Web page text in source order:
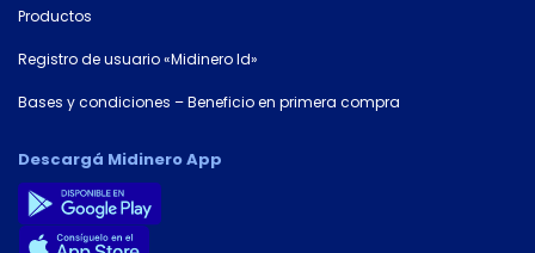
Productos
Registro de usuario «Midinero Id»
Bases y condiciones – Beneficio en primera compra
Descargá Midinero App